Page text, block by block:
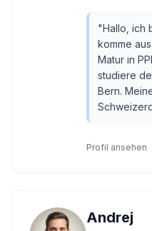
"Hallo, ich
komme
Matur in
studiere
Bern.
Profil ansehen
Andrej